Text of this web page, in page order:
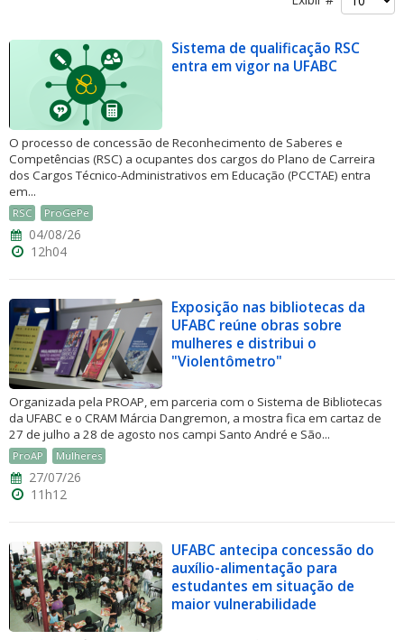
Sistema de qualificação RSC
entra em vigor na UFABC
O processo de concessão de Reconhecimento de Saberes e
Competências (RSC) a ocupantes dos cargos do Plano de Carreira
dos Cargos Técnico-Administrativos em Educação (PCCTAE) entra
em...
RSC ProGePe
04/08/26
12h04
Exposição nas bibliotecas da
UFABC reúne obras sobre
mulheres e distribui o
"Violentômetro"
Organizada pela PROAP, em parceria com o Sistema de Bibliotecas
da UFABC e o CRAM Márcia Dangremon, a mostra fica em cartaz de
27 de julho a 28 de agosto nos campi Santo André e São...
ProAP Mulheres
27/07/26
11h12
UFABC antecipa concessão do
auxílio-alimentação para
estudantes em situação de
maior vulnerabilidade